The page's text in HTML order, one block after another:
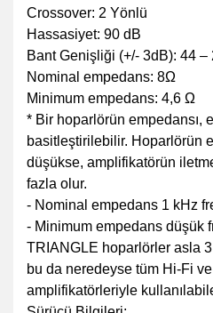
Crossover: 2 Yönlü
Hassasiyet: 90 dB
Bant Genişliği (+/- 3dB): 44 –
Nominal empedans: 8Ω
Minimum empedans: 4,6 Ω
* Bir hoparlörün empedansı,
basitleştirilebilir. Hoparlörün
düşükse, amplifikatörün
fazla olur.
- Nominal empedans 1 kHz
- Minimum empedans düşük
TRIANGLE hoparlörler asla
bu da neredeyse tüm Hi-Fi
amplifikatörleriyle